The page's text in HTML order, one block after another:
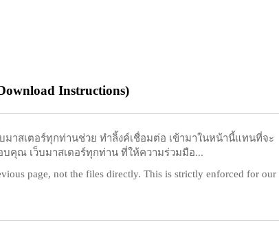
Instructions)
มาสเตอร์ทุกท่านช่วย ทำลิ้งค์เชื่อมต่อ เข้ามาในหน้านี้แทนที่จะ
คุณ เว็บมาสเตอร์ทุกท่าน ที่ให้ความร่วมมือ...
page, not the files directly. This is strictly enforced for our